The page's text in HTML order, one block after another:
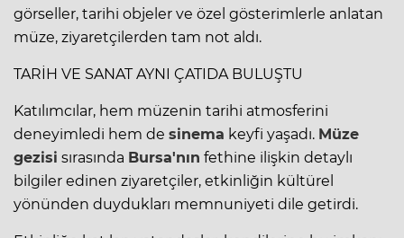
görseller, tarihi objeler ve özel gösterimlerle anlatan
müze, ziyaretçilerden tam not aldı.
TARİH VE SANAT AYNI ÇATIDA BULUŞTU
Katılımcılar, hem müzenin tarihi atmosferini
deneyimledi hem de sinema keyfi yaşadı. Müze
gezisi sırasında Bursa'nın fethine ilişkin detaylı
bilgiler edinen ziyaretçiler, etkinliğin kültürel
yönünden duydukları memnuniyeti dile getirdi.